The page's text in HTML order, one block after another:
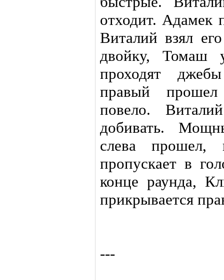
отходит. Адамек
Виталий взял
двойку, Томаш
проходят
правый
повело.
добивать.
слева прошел,
пропускает в
конце раунда,
прикрывается
---